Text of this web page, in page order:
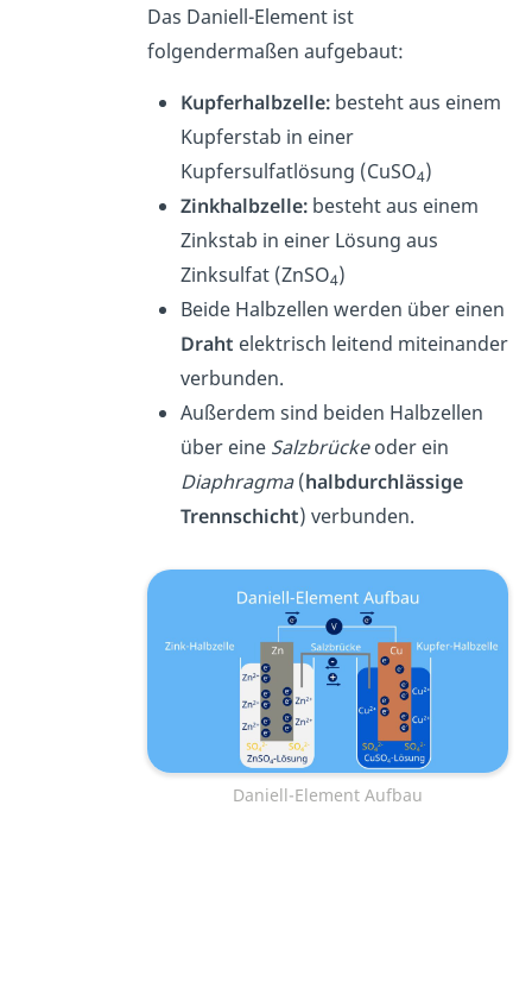
Das Daniell-Element ist
folgendermaßen aufgebaut:
Kupferhalbzelle:besteht aus einem
Kupferstab in einer
Kupfersulfatlösung (CuSO4)
Zinkhalbzelle:besteht aus einem
Zinkstab in einer Lösung aus
Zinksulfat (ZnSO4)
Beide Halbzellen werden über einen
Draht elektrisch leitend miteinander
verbunden.
Außerdem sind beiden Halbzellen
über eine Salzbrückeoder ein
Diaphragma(halbdurchlässige
Trennschicht) verbunden.
Daniell-Element Aufbau